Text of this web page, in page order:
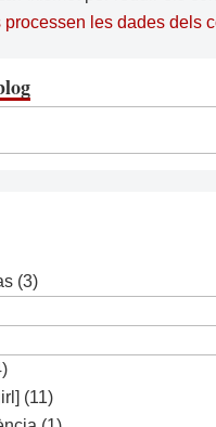
processen les dades dels
(3)
(11)